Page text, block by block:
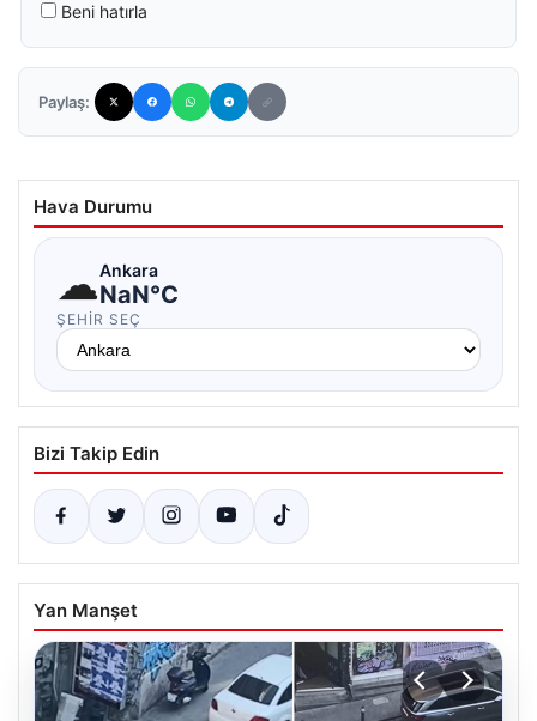
Beni hatırla
Paylaş:
Hava Durumu
☁Ankara
NaN°C
ŞEHIR SEÇ
Bizi Takip Edin
Yan Manşet